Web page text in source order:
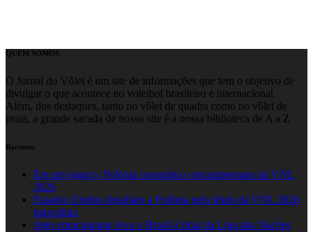
QUEM SOMOS
O Jornal do Vôlei é um site de informações que tem o objetivo de
divulgar o que acontece no voleibol brasileiro e internacional.
Além, dos destaques, tanto no vôlei de quadra como no vôlei de
praia, a grande sacada de nosso site é a nossa biblioteca de A a Z
Recentes
Em um jogaço, Polônia conquista o tricampeonato da VNL
2026
Estados Unidos desafiam a Polônia pelo título da VNL 2026
masculina
Jogo emocionante leva o Brasil à final da Liga das Nações